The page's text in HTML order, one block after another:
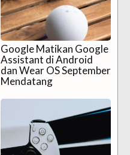
Google Matikan Google
Assistant di Android
dan Wear OS September
Mendatang